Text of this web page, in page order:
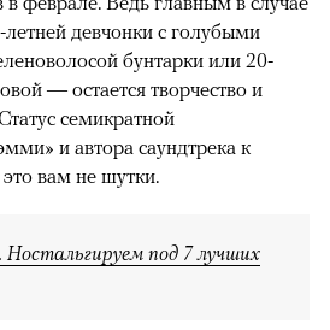
девчонки с голубыми
бунтарки или 20-
— остается творчество и
семикратной
и автора саундтрека к
вам не шутки.
под 7 лучших